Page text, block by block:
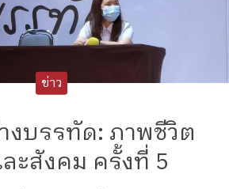
ข่าว
งบรรทัด: ภาพชีวิต
ะสังคม ครั้งที่ 5